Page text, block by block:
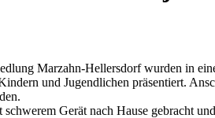
Marzahn-Hellersdorf wurden in
und Jugendlichen präsentiert.
Gerät nach Hause gebracht